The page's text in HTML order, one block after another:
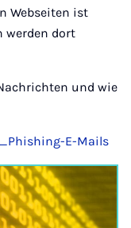
Webseiten ist
werden dort
und wie
E-Mails